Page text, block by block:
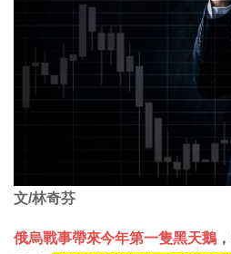
文/林奇芬
俄烏戰事帶來今年第一隻黑天鵝